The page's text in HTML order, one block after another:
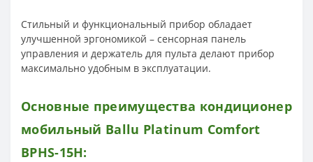
Стильный и функциональный прибор обладает
улучшенной эргономикой – сенсорная панель
управления и держатель для пульта делают прибор
максимально удобным в эксплуатации.
Основные преимущества кондиционер
мобильный Ballu Platinum Comfort
BPHS-15H: